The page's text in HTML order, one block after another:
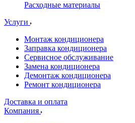
Расходные материалы
Услуги
Монтаж кондиционера
Заправка кондиционера
Сервисное обслуживание
Замена кондиционера
Демонтаж кондиционера
Ремонт кондиционера
Доставка и оплата
Компания